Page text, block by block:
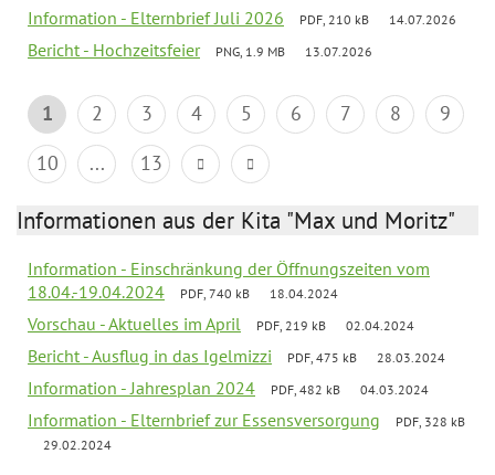
Information - Elternbrief Juli 2026 PDF, 210 kB 14.07.2026
Bericht - Hochzeitsfeier PNG, 1.9 MB 13.07.2026
1 2 3 4 5 6 7 8
9
10
... 13
Informationen aus der Kita "Max und Moritz"
Information - Einschränkung der Öffnungszeiten vom
18.04.-19.04.2024
PDF, 740 kB 18.04.2024
Vorschau - Aktuelles im April PDF, 219 kB 02.04.2024
Bericht - Ausflug in das Igelmizzi PDF, 475 kB 28.03.2024
Information - Jahresplan 2024 PDF, 482 kB 04.03.2024
Information - Elternbrief zur Essensversorgung
PDF, 328 kB
29.02.2024